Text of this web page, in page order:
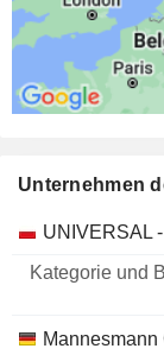
Unternehmen
Name
Kategorie
Branche
UNIVERSAL
Mannesmann